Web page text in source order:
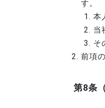
す。
本
当
そ
前項
第8条